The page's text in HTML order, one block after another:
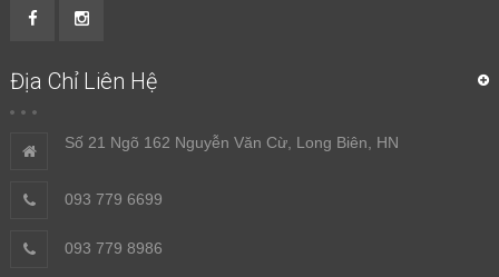
Địa Chỉ Liên Hệ
Số 21 Ngõ 162 Nguyễn Văn Cừ, Long Biên, HN
093 779 6699
093 779 8986